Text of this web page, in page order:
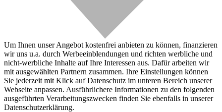
Um Ihnen unser Angebot kostenfrei anbieten zu können, finanzieren
wir uns u.a. durch Werbeeinblendungen und richten werbliche und
nicht-werbliche Inhalte auf Ihre Interessen aus. Dafür arbeiten wir
mit ausgewählten Partnern zusammen. Ihre Einstellungen können
Sie jederzeit mit Klick auf Datenschutz im unteren Bereich unserer
Webseite anpassen. Ausführlichere Informationen zu den folgenden
ausgeführten Verarbeitungszwecken finden Sie ebenfalls in unserer
Datenschutzerklärung.